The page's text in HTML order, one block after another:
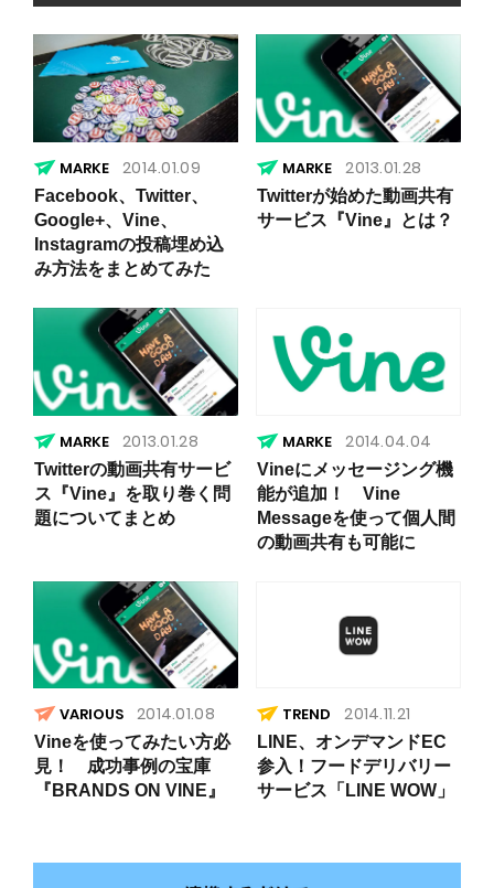
2014.01.09
Facebook、Twitter、
Google+、Vine、
Instagramの投稿埋め込
み方法をまとめてみた
2013.01.28
Twitterが始めた動画共有
サービス『Vine』とは？
2013.01.28
Twitterの動画共有サービ
ス『Vine』を取り巻く問
題についてまとめ
2014.04.04
Vineにメッセージング機
能が追加！ Vine
Messageを使って個人間
の動画共有も可能に
VARIOUS 2014.01.08
Vineを使ってみたい方必
見！ 成功事例の宝庫
『BRANDS ON VINE』
TREND 2014.11.21
LINE、オンデマンドEC
参入！フードデリバリー
サービス「LINE WOW」